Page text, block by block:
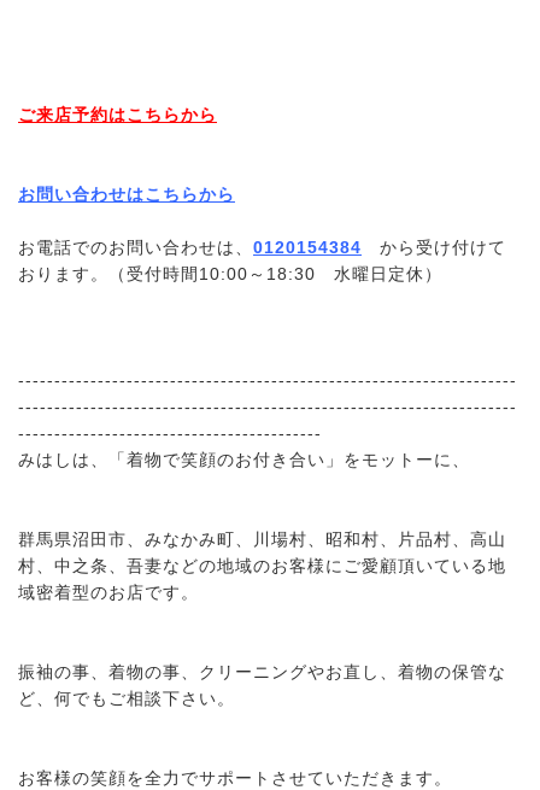
ご来店予約はこちらから
お問い合わせはこちらから
お電話でのお問い合わせは、 0120154384 から受け付けて
おります。（受付時間10:00～18:30 水曜日定休）
---------------------------------------------------------------------
---------------------------------------------------------------------
------------------------------------------
みはしは、「着物で笑顔のお付き合い」をモットーに、
群馬県沼田市、みなかみ町、川場村、昭和村、片品村、高山
村、中之条、吾妻などの地域のお客様にご愛顧頂いている地
域密着型のお店です。
振袖の事、着物の事、クリーニングやお直し、着物の保管な
ど、何でもご相談下さい。
お客様の笑顔を全力でサポートさせていただきます。